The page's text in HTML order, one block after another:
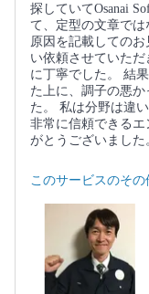
探していてOsanai
て、定型の文章で
原因を記載しての
い依頼させていた
に丁寧でした。 結
た上に、調子の悪
た。 私は分野は違
非常に信頼できる
がとうございました
このサービスのそ